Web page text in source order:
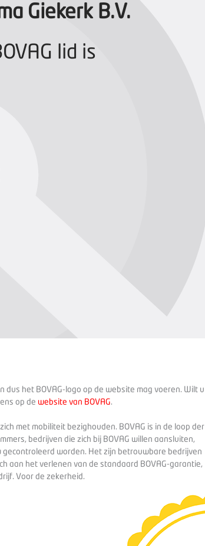
Giekerk B.V.
lid is
dus het BOVAG-logo op de website mag voeren. Wilt u
op de website van BOVAG.
met mobiliteit bezighouden. BOVAG is in de loop der
bedrijven die zich bij BOVAG willen aansluiten,
worden. Het zijn betrouwbare bedrijven
aan het verlenen van de standaard BOVAG-garantie,
Voor de zekerheid.